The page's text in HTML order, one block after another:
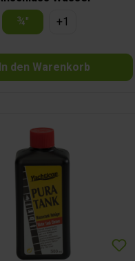
¾"
+1
den Warenkorb